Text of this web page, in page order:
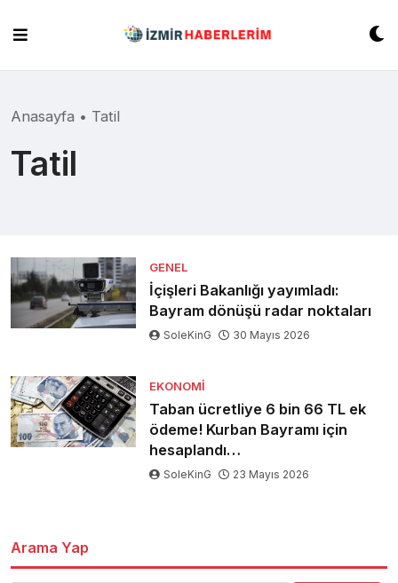
content
Anasayfa • Tatil
Tatil
GENEL
İçişleri Bakanlığı yayımladı:
Bayram dönüşü radar noktaları
SoleKinG 30 Mayıs 2026
EKONOMI
Taban ücretliye 6 bin 66 TL ek
ödeme! Kurban Bayramı için
hesaplandı…
SoleKinG 23 Mayıs 2026
Arama Yap